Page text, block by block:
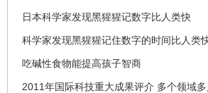
日本科学家发现黑猩猩记数字比人类快
科学家发现黑猩猩记住数字的时间比人类
吃碱性食物能提高孩子智商
2011年国际科技重大成果评介 多个领域